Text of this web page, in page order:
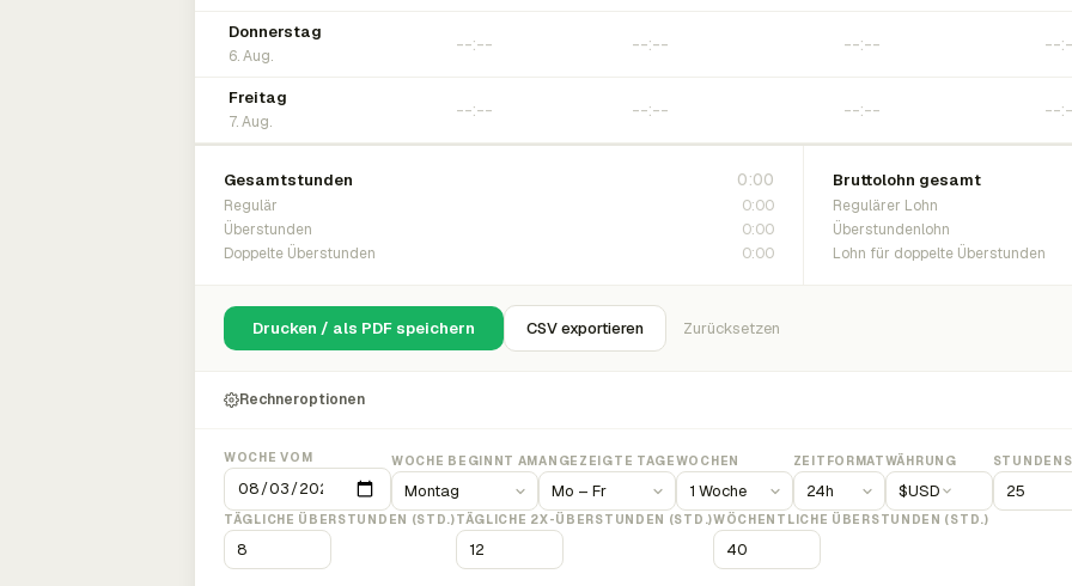
Donnerstag
6. Aug.
Freitag
7. Aug.
Gesamtstunden 0:00
Regulär 0:00
Überstunden 0:00
Doppelte Überstunden 0:00
Bruttolohn gesamt
Regulärer Lohn
Überstundenlohn
Lohn für doppelte Überstunden
Drucken / als PDF speichern CSV exportieren Zurücksetzen
Rechneroptionen
WOCHE VOM WOCHE BEGINNT AMANGEZEIGTE TAGEWOCHEN ZEITFORMATWÄHRUNG
$USD
TÄGLICHE ÜBERSTUNDEN (STD.)TÄGLICHE 2X-ÜBERSTUNDEN (STD.)WÖCHENTLICHE ÜBERSTUNDEN (STD.)